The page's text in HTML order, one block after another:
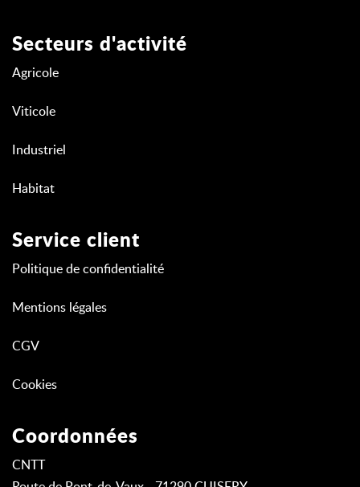
Secteurs d'activité
Agricole
Viticole
Industriel
Habitat
Service client
Politique de confidentialité
Mentions légales
CGV
Cookies
Coordonnées
CNTT